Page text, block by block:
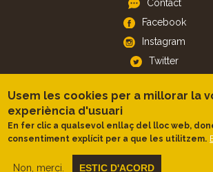
Contact
Facebook
Instagram
Twitter
APP
iOS
Android
Usem les cookies per a millorar la
experiència d'usuari
En fer clic a qualsevol enllaç del lloc web,
consentiment explícit per a que les utilitzem.
Non, merci. ESTIC D'ACORD